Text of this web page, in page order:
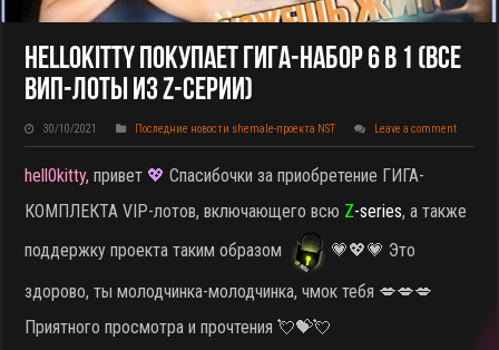
Hell0kitty Покупает ГИГА-НАБОР 6 В 1 (все
ВИП-Лоты Из Z-Серии)
30/10/2021 Последние новости shemale-проекта NST Leave a comment
hell0kitty, привет 💖Спасибочки за приобретение ГИГА-
КОМПЛЕКТА VIP-лотов, включающего всю Z-series, а также
поддержку проекта таким образом
💗💖💗 Это
здорово, ты молодчинка-молодчинка, чмок тебя 💋💋💋
Приятного просмотра и прочтения 💘💝💘